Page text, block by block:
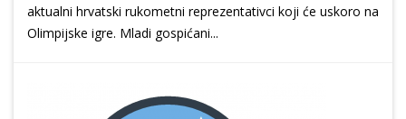
aktualni hrvatski rukometni reprezentativci koji će uskoro na
Olimpijske igre. Mladi gospićani...